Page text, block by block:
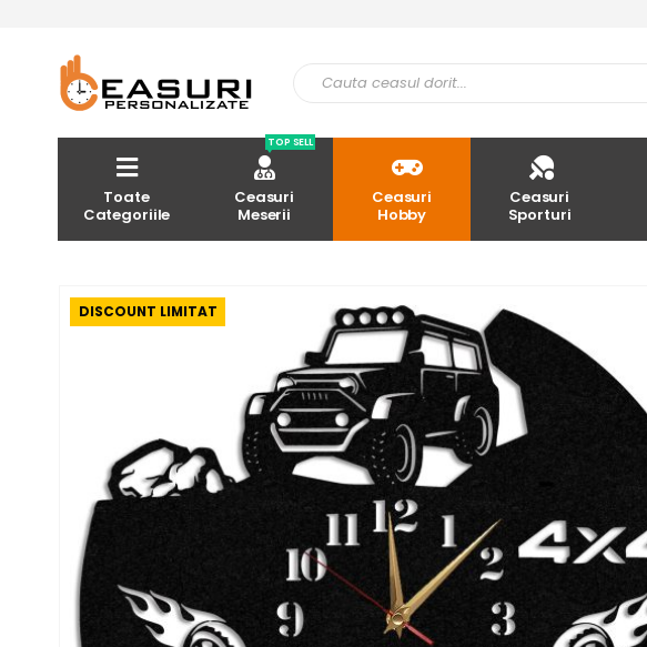
Toate
Categoriile
Ceasuri
Meserii
TOP SELL
Ceasuri
Hobby
Ceasuri
Sporturi
DISCOUNT LIMITAT